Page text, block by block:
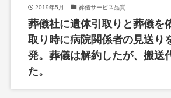
2019年5月 葬儀サービス品質
葬儀社に遺体引取りと葬儀を
取り時に病院関係者の見送り
発。葬儀は解約したが、搬送
た。